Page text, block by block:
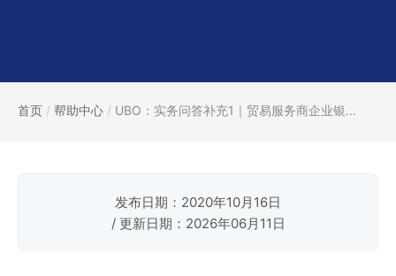
首页 / 帮助中心 / UBO：实务问答补充1｜贸易服务商企业银...
发布日期：2020年10月16日
/ 更新日期：2026年06月11日